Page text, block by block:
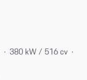
380 kW / 516 cv